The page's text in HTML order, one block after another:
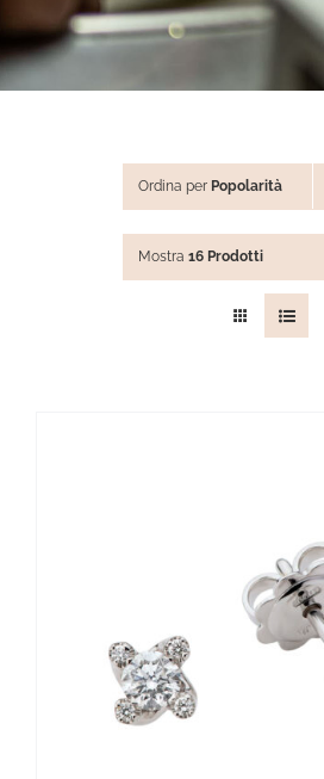
STEVE ANGELI
EXPERIENCE
BLOG
Ordina per Popolarità
Mostra 16 Prodotti